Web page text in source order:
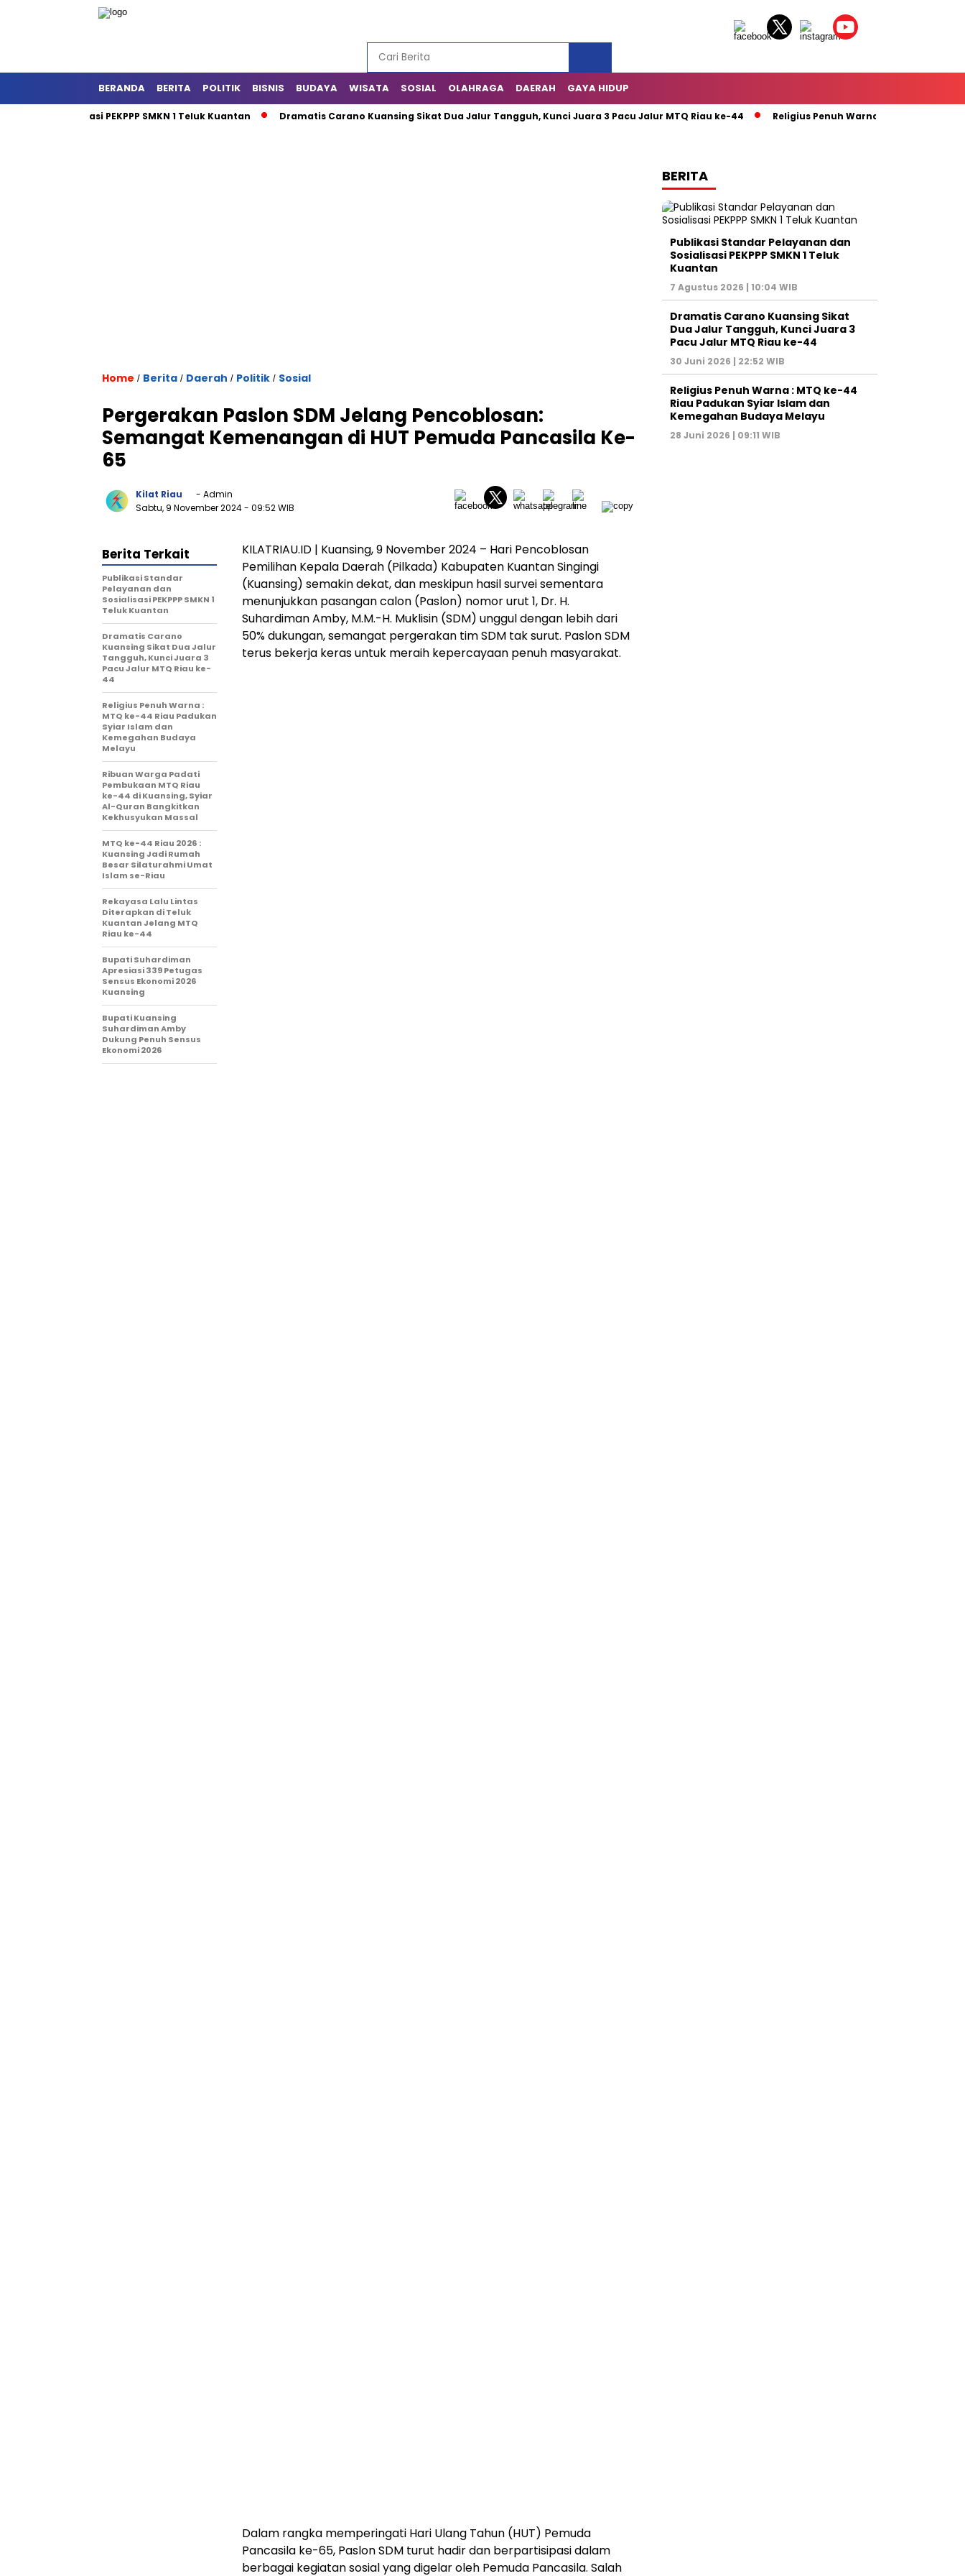
BERANDA BERITA POLITIK BISNIS BUDAYA WISATA SOSIAL OLAHRAGA DAERAH GAYA HIDUP
Sosialisasi PEKPPP SMKN 1 Teluk Kuantan Dramatis Carano Kuansing Sikat Dua Jalur Tangguh, Kunci Juara 3 Pacu Jalur MTQ Riau ke-44 Religius Penuh Warna : MTQ ke-44 Riau
Home / Berita / Daerah / Politik / Sosial
Pergerakan Paslon SDM Jelang Pencoblosan:
Semangat Kemenangan di HUT Pemuda Pancasila Ke-
65
Kilat Riau
- Admin
Sabtu, 9 November 2024- 09:52 WIB
KILATRIAU.ID | Kuansing, 9 November 2024 – Hari Pencoblosan
Pemilihan Kepala Daerah (Pilkada) Kabupaten Kuantan Singingi
(Kuansing) semakin dekat, dan meskipun hasil survei sementara
menunjukkan pasangan calon (Paslon) nomor urut 1, Dr. H.
Suhardiman Amby, M.M.-H. Muklisin (SDM) unggul dengan lebih dari
50% dukungan, semangat pergerakan tim SDM tak surut. Paslon SDM
terus bekerja keras untuk meraih kepercayaan penuh masyarakat.
Dalam rangka memperingati Hari Ulang Tahun (HUT) Pemuda
Pancasila ke-65, Paslon SDM turut hadir dan berpartisipasi dalam
berbagai kegiatan sosial yang digelar oleh Pemuda Pancasila. Salah
Berita Terkait
Publikasi Standar
Pelayanan dan
Sosialisasi PEKPPP SMKN 1
Teluk Kuantan
Dramatis Carano
Kuansing Sikat Dua Jalur
Tangguh, Kunci Juara 3
Pacu Jalur MTQ Riau ke-
44
Religius Penuh Warna :
MTQ ke-44 Riau Padukan
Syiar Islam dan
Kemegahan Budaya
Melayu
Ribuan Warga Padati
Pembukaan MTQ Riau
ke-44 di Kuansing, Syiar
Al-Quran Bangkitkan
Kekhusyukan Massal
MTQ ke-44 Riau 2026 :
Kuansing Jadi Rumah
Besar Silaturahmi Umat
Islam se-Riau
Rekayasa Lalu Lintas
Diterapkan di Teluk
Kuantan Jelang MTQ
Riau ke-44
Bupati Suhardiman
Apresiasi 339 Petugas
Sensus Ekonomi 2026
Kuansing
Bupati Kuansing
Suhardiman Amby
Dukung Penuh Sensus
Ekonomi 2026
BERITA
Publikasi Standar Pelayanan dan
Sosialisasi PEKPPP SMKN 1 Teluk
Kuantan
7 Agustus 2026 | 10:04 WIB
Dramatis Carano Kuansing Sikat
Dua Jalur Tangguh, Kunci Juara 3
Pacu Jalur MTQ Riau ke-44
30 Juni 2026 | 22:52 WIB
Religius Penuh Warna : MTQ ke-44
Riau Padukan Syiar Islam dan
Kemegahan Budaya Melayu
28 Juni 2026 | 09:11 WIB